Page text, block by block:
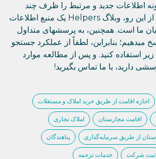
اطلاعات جدید و مرتبط را ظرف چند
ساعت منتشر کنیم؛ از این رو، وبلاگ Helpers یک منبع اطلاعات
ما است. همچنین، به پرسشهای متداول
میدهیم؛ بنابراین، لطفاً از عملکرد جستجو
زیر استفاده کنید. و پس از مطالعه موارد
دارید، با ما تماس بگیرید!
اجازه اقامت از طریق خرید املاک و مستغلات
اقامت مجارستان املاک تجاری
از طریق سرمایه‌گذاری پناهندگان
ثبت شرکت خدمات ترجمه